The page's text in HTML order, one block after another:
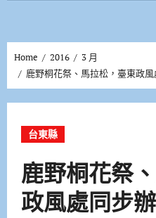
Home 2016
3 月
鹿野桐花祭、馬拉松，臺東政
台東縣
鹿野桐花祭
政風處同步